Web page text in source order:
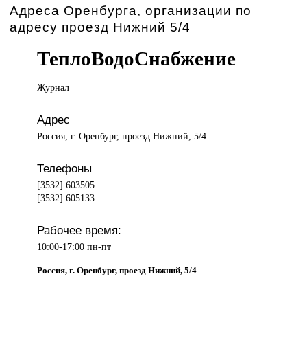
Адреса Оренбурга, организации по
адресу проезд Нижний 5/4
ТеплоВодоСнабжение
Журнал
Адрес
Россия, г. Оренбург, проезд Нижний, 5/4
Телефоны
[3532] 603505
[3532] 605133
Рабочее время:
10:00-17:00 пн-пт
Россия, г. Оренбург, проезд Нижний, 5/4